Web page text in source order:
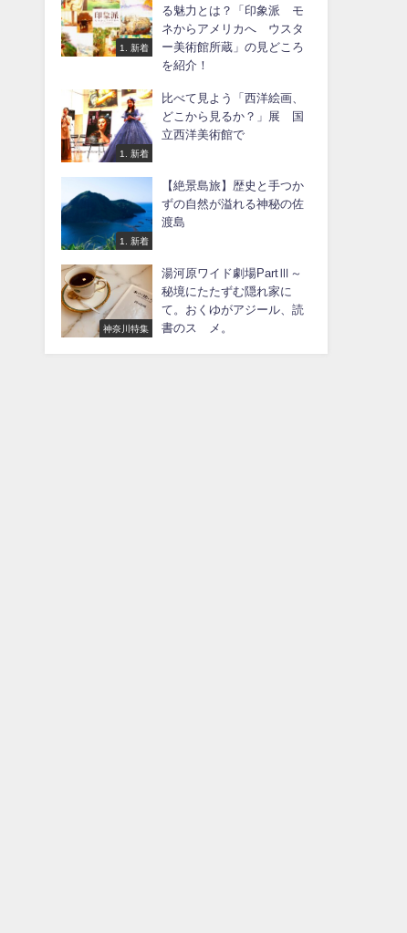
1. 新着
る魅力とは？「印象派 モ
ネからアメリカへ ウスタ
ー美術館所蔵」の見どころ
を紹介！
1. 新着
比べて見よう「西洋絵画、
どこから見るか？」展 国
立西洋美術館で
1. 新着
【絶景島旅】歴史と手つか
ずの自然が溢れる神秘の佐
渡島
神奈川特集
湯河原ワイド劇場PartⅢ～
秘境にたたずむ隠れ家に
て。おくゆがアジール、読
書のスゝメ。